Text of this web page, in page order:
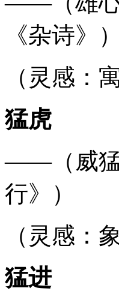
《杂诗》）
（灵感：
猛虎
——（威猛
行》）
（灵感：
猛进